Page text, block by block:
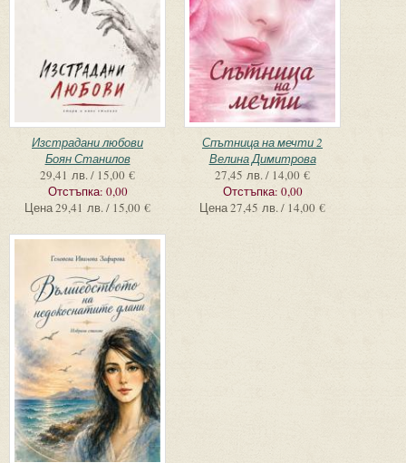
Изстрадани любови
Боян Станилов
29,41 лв. / 15,00 €
Отстъпка: 0,00
Цена29,41 лв. / 15,00 €
Спътница на мечти 2
Велина Димитрова
27,45 лв. / 14,00 €
Отстъпка: 0,00
Цена27,45 лв. / 14,00 €